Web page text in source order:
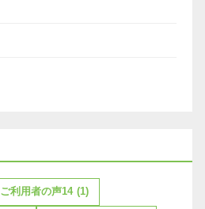
ご利用者の声14 (1)